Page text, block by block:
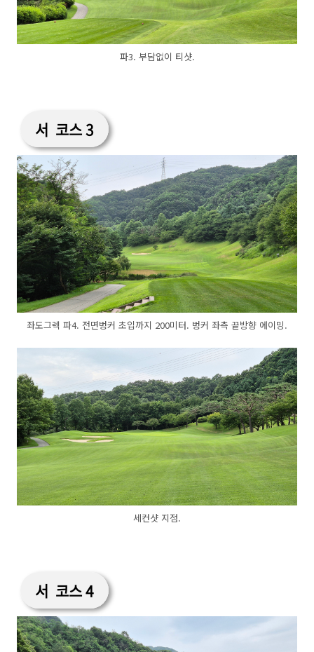
파3. 부담없이 티샷.
서 코스 3
좌도그렉 파4. 전면벙커 초입까지 200미터. 벙커 좌측 끝방향 에이밍.
세컨샷 지점.
서 코스 4